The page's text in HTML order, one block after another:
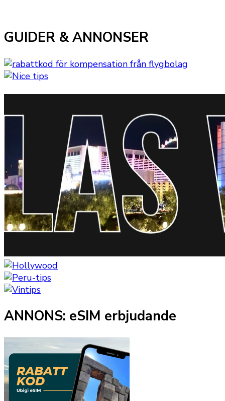
GUIDER & ANNONSER
ANNONS: eSIM erbjudande